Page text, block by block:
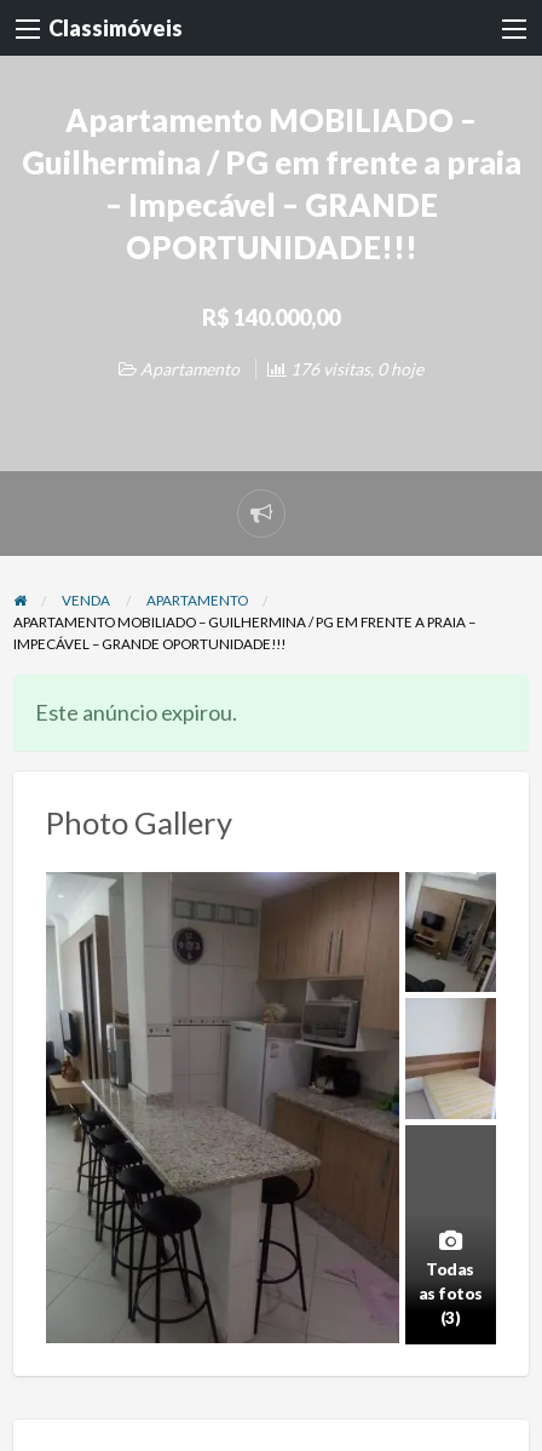
Classimóveis
Apartamento MOBILIADO –
Guilhermina / PG em frente a praia
– Impecável – GRANDE
OPORTUNIDADE!!!
R$ 140.000,00
Apartamento 176 visitas, 0 hoje
Denunciar
problema
VENDA
APARTAMENTO
APARTAMENTO MOBILIADO – GUILHERMINA / PG EM FRENTE A PRAIA –
IMPECÁVEL – GRANDE OPORTUNIDADE!!!
Este anúncio expirou.
Photo Gallery
Todas
as fotos
(3)